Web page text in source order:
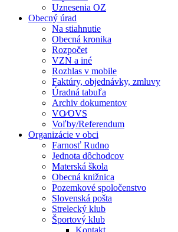
Uznesenia OZ
Obecný úrad
Na stiahnutie
Obecná kronika
Rozpočet
VZN a iné
Rozhlas v mobile
Faktúry, objednávky, zmluvy
Úradná tabuľa
Archiv dokumentov
VO⁄OVS
Voľby/Referendum
Organizácie v obci
Farnosť Rudno
Jednota dôchodcov
Materská škola
Obecná knižnica
Pozemkové spoločenstvo
Slovenská pošta
Strelecký klub
Športový klub
Kontakt